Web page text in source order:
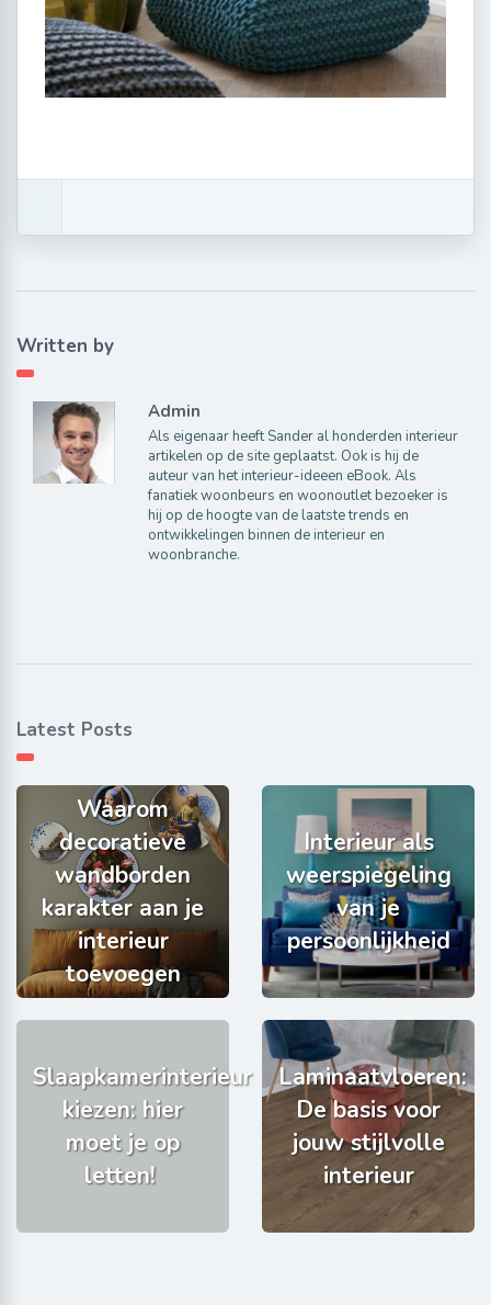
Written by
Admin
Als eigenaar heeft Sander al honderden interieur
artikelen op de site geplaatst. Ook is hij de
auteur van het interieur-ideeen eBook. Als
fanatiek woonbeurs en woonoutlet bezoeker is
hij op de hoogte van de laatste trends en
ontwikkelingen binnen de interieur en
woonbranche.
Latest Posts
Waarom
decoratieve
wandborden
karakter aan je
interieur
toevoegen
Interieur als
weerspiegeling
van je
persoonlijkheid
Slaapkamerinterieur
kiezen: hier
moet je op
letten!
Laminaatvloeren:
De basis voor
jouw stijlvolle
interieur